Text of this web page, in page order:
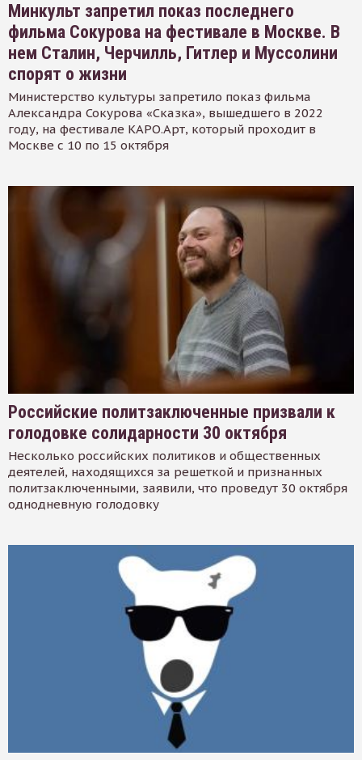
Минкульт запретил показ последнего
фильма Сокурова на фестивале в Москве. В
нем Сталин, Черчилль, Гитлер и Муссолини
спорят о жизни
Министерство культуры запретило показ фильма
Александра Сокурова «Сказка», вышедшего в 2022
году, на фестивале КАРО.Арт, который проходит в
Москве с 10 по 15 октября
Российские политзаключенные призвали к
голодовке солидарности 30 октября
Несколько российских политиков и общественных
деятелей, находящихся за решеткой и признанных
политзаключенными, заявили, что проведут 30 октября
однодневную голодовку